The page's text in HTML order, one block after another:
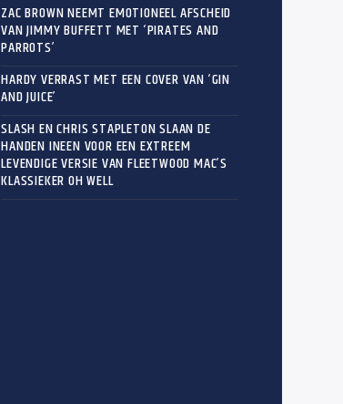
ZAC BROWN NEEMT EMOTIONEEL AFSCHEID
VAN JIMMY BUFFETT MET ‘PIRATES AND
PARROTS’
HARDY VERRAST MET EEN COVER VAN ‘GIN
AND JUICE’
SLASH EN CHRIS STAPLETON SLAAN DE
HANDEN INEEN VOOR EEN EXTREEM
LEVENDIGE VERSIE VAN FLEETWOOD MAC’S
KLASSIEKER OH WELL